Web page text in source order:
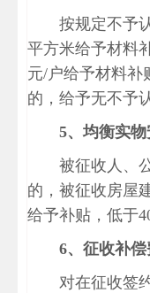
按规定不予
平方米给予材料
元/户给予材料补
的，给予无不予
5、均衡
被征收人、
的，被征收房屋
给予补贴，低于
6、征收补
对在征收签